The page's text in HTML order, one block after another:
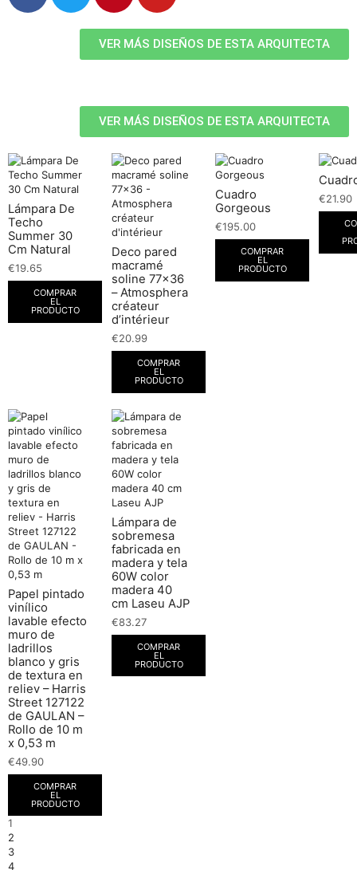
VER MÁS DISEÑOS DE ESTA ARQUITECTA
VER MÁS DISEÑOS DE ESTA ARQUITECTA
Lámpara De
Techo
Summer 30
Cm Natural
€19.65
COMPRAR
EL
PRODUCTO
Deco pared
macramé
soline 77×36
– Atmosphera
créateur
d’intérieur
€20.99
COMPRAR
EL
PRODUCTO
Cuadro
Gorgeous
€195.00
COMPRAR
EL
PRODUCTO
€21.90
Papel pintado
vinílico
lavable efecto
muro de
ladrillos
blanco y gris
de textura en
reliev – Harris
Street 127122
de GAULAN –
Rollo de 10 m
x 0,53 m
€49.90
COMPRAR
EL
PRODUCTO
Lámpara de
sobremesa
fabricada en
madera y tela
60W color
madera 40
cm Laseu AJP
€83.27
COMPRAR
EL
PRODUCTO
1
2
3
4